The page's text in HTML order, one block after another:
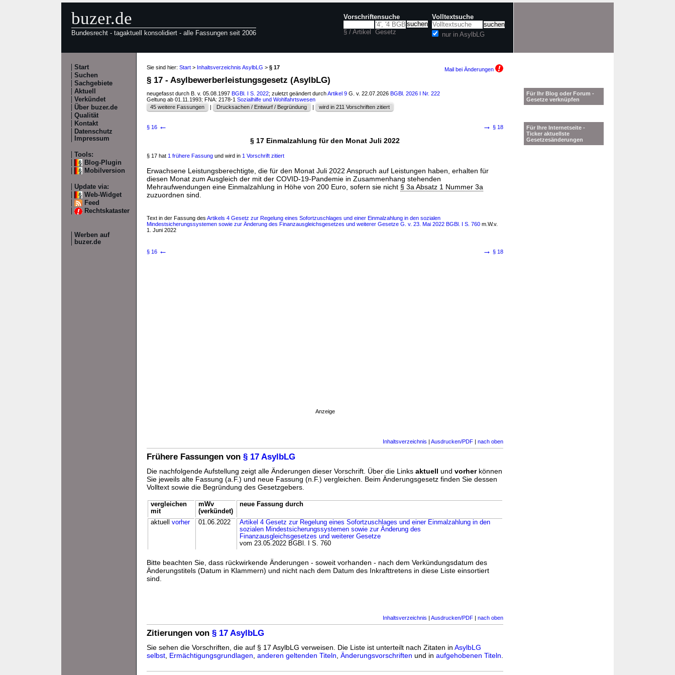
buzer.de
Bundesrecht - tagaktuell konsolidiert - alle Fassungen seit 2006
Vorschriftensuche
§ / Artikel Gesetz
Volltextsuche
nur in AsylbLG
Start
Suchen
Sachgebiete
Aktuell
Verkündet
Über buzer.de
Qualität
Kontakt
Datenschutz
Impressum
Tools:
Blog-Plugin
Mobilversion
Update via:
Web-Widget
Feed
Rechtskataster
Werben auf
buzer.de
Sie sind hier: Start > Inhaltsverzeichnis AsylbLG > § 17 Mail bei Änderungen
§ 17 - Asylbewerberleistungsgesetz (AsylbLG)
neugefasst durch B. v. 05.08.1997 BGBl. I S. 2022; zuletzt geändert durchArtikel 9 G. v. 22.07.2026 BGBl. 2026 I Nr. 222
Geltung ab 01.11.1993; FNA: 2178-1 Sozialhilfe und Wohlfahrtswesen
45 weitere Fassungen
| Drucksachen / Entwurf / Begründung | wird in 211 Vorschriften zitiert
§ 16 ← → § 18
§ 17 Einmalzahlung für den Monat Juli 2022
§ 17 hat 1 frühere Fassung und wird in 1 Vorschrift zitiert
Erwachsene Leistungsberechtigte, die für den Monat Juli 2022 Anspruch auf Leistungen haben, erhalten für
diesen Monat zum Ausgleich der mit der COVID-19-Pandemie in Zusammenhang stehenden
Mehraufwendungen eine Einmalzahlung in Höhe von 200 Euro, sofern sie nicht § 3a Absatz 1 Nummer 3a
zuzuordnen sind.
Text in der Fassung des Artikels 4 Gesetz zur Regelung eines Sofortzuschlages und einer Einmalzahlung in den sozialen
Mindestsicherungssystemen sowie zur Änderung des Finanzausgleichsgesetzes und weiterer Gesetze G. v. 23. Mai 2022 BGBl. I S. 760 m.W.v.
1. Juni 2022
§ 16 ← → § 18
Anzeige
Inhaltsverzeichnis | Ausdrucken/PDF | nach oben
Frühere Fassungen von § 17 AsylbLG
Die nachfolgende Aufstellung zeigt alle Änderungen dieser Vorschrift. Über die Links aktuell und vorherkönnen
Sie jeweils alte Fassung (a.F.) und neue Fassung (n.F.) vergleichen. Beim Änderungsgesetz finden Sie dessen
Volltext sowie die Begründung des Gesetzgebers.
vergleichen
mit
mWv
(verkündet)
neue Fassung durch
aktuell vorher 01.06.2022
Artikel 4 Gesetz zur Regelung eines Sofortzuschlages und einer Einmalzahlung in den
sozialen Mindestsicherungssystemen sowie zur Änderung des
Finanzausgleichsgesetzes und weiterer Gesetze
vom 23.05.2022 BGBl. I S. 760
Bitte beachten Sie, dass rückwirkende Änderungen - soweit vorhanden - nach dem Verkündungsdatum des
Änderungstitels (Datum in Klammern) und nicht nach dem Datum des Inkrafttretens in diese Liste einsortiert
sind.
Inhaltsverzeichnis | Ausdrucken/PDF | nach oben
Zitierungen von § 17 AsylbLG
Sie sehen die Vorschriften, die auf § 17 AsylbLG verweisen. Die Liste ist unterteilt nach Zitaten in AsylbLG
selbst Ermächtigungsgrundlagen anderen geltenden Titeln Änderungsvorschriften und in aufgehobenen Titeln
Für Ihr Blog oder Forum -
Gesetze verknüpfen
Für Ihre Internetseite -
Ticker aktuellste
Gesetzesänderungen